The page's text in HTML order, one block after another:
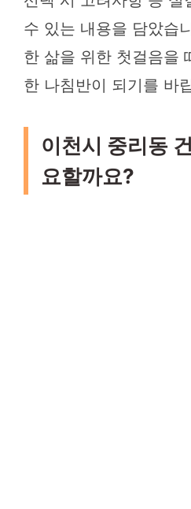
수 있는 내용을 담았습
한 삶을 위한 첫걸음을
한 나침반이 되기를 바
이천시 중리동
요할까요?